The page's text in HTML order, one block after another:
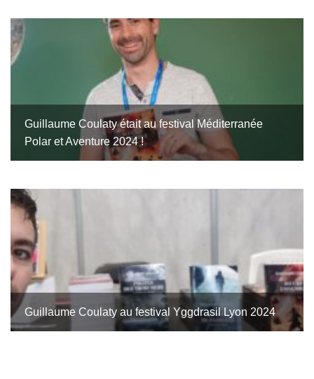
Guillaume Coulaty était au festival Méditerranée
Polar et Aventure 2024 !
Guillaume Coulaty au festival Yggdrasil Lyon 2024